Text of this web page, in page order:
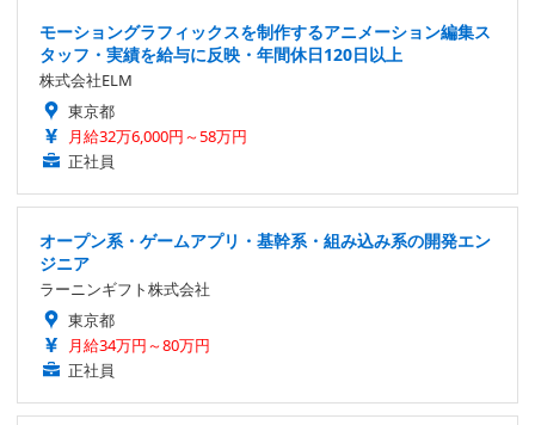
モーショングラフィックスを制作するアニメーション編集ス
タッフ・実績を給与に反映・年間休日120日以上
株式会社ELM
東京都
月給32万6,000円～58万円
正社員
オープン系・ゲームアプリ・基幹系・組み込み系の開発エン
ジニア
ラーニンギフト株式会社
東京都
月給34万円～80万円
正社員